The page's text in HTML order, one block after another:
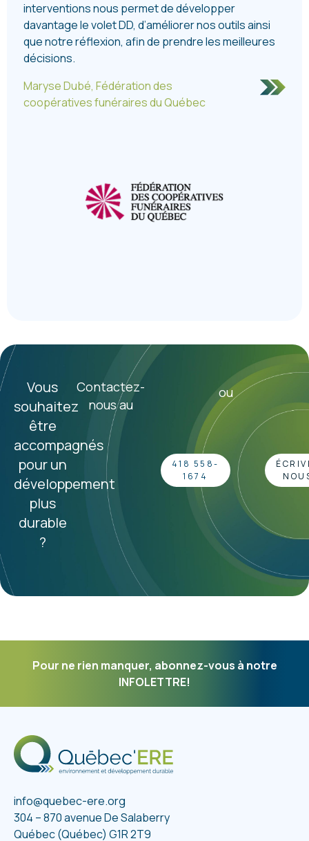
interventions nous permet de développer
davantage le volet DD, d’améliorer nos outils ainsi
que notre réflexion, afin de prendre les meilleures
décisions.
Maryse Dubé, Fédération des
coopératives funéraires du Québec
Vous
souhaitez
être
accompagnés
pour un
développement
plus
durable
?
Contactez-
nous au
418 558-
1674
ou
Pour ne rien manquer, abonnez-vous à notre
INFOLETTRE!
info@quebec-ere.org
304 – 870 avenue De Salaberry
Québec (Québec) G1R 2T9